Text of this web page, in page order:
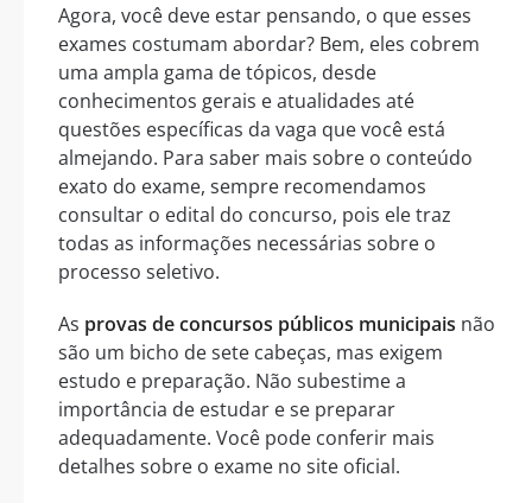
Agora, você deve estar pensando, o que esses
exames costumam abordar? Bem, eles cobrem
uma ampla gama de tópicos, desde
conhecimentos gerais e atualidades até
questões específicas da vaga que você está
almejando. Para saber mais sobre o conteúdo
exato do exame, sempre recomendamos
consultar o edital do concurso, pois ele traz
todas as informações necessárias sobre o
processo seletivo.
As provas de concursos públicos municipais não
são um bicho de sete cabeças, mas exigem
estudo e preparação. Não subestime a
importância de estudar e se preparar
adequadamente. Você pode conferir mais
detalhes sobre o exame no site oficial.